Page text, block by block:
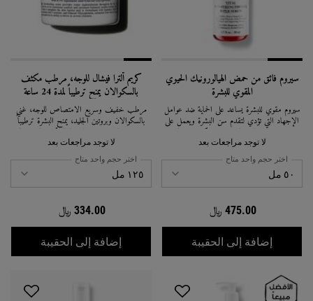
سيروم فائق من حمض الهيالورونيك الحيوي
المقوي للبشرة
سيروم مقوي للبشرة يساعد على الحماية ضد عوامل
الإجهاد التي تؤدي لتقدم سن البشرة ويعمل على
تصحيح علامات الشيخوخة بشكل ملحوظ.
لا توجد مراجعات بعد
اختر حجم واحد متاح
475.00 ﷼
إضافة إلى الحقيبة سيروم فائق من حمض الهيالورونيك
كريم ألترا فيشال للوجه، مرطب مكثف
بالسكوالان يمنح ترطيباً لمدة 24 ساعة
مرطب خفيف وسريع الامتصاص للوجه، غني
بالسكوالان وبروتين الجليد، يمنح البشرة ترطيباً
يدوم 24 ساعة ويعزز حاجزها الواقي. مناسب لجميع
أنواع البشرة، بما في ذلك البشرة الحساسة، وحاصل
على شهادة الاعتماد من الجمعية الوطنية الأمريكية
للإكزيما.
لا توجد مراجعات بعد
اختر حجم واحد متاح
334.00 ﷼
إضافة إلى الحقيبة